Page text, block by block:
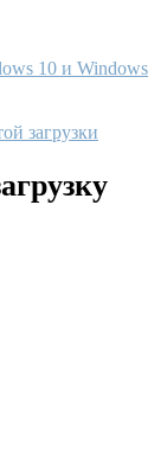
10 и Windows
загрузки